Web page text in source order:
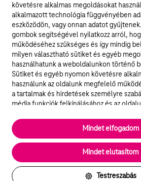
ÁSZF
Adatvédelem
Felhívások
Közösségi média
Cookie beállítások
English
követésre alkalmas megoldásokat
alkalmazott technológia függvényében
eszközödön, vagy onnan adatot
gombok segítségével nyilatkozz arról,
működéséhez szükséges és így mindig
milyen választható sütiket és egyéb
használhatunk a weboldalunkon történő
Sütiket és egyéb nyomon követésre
használunk az oldalunk megfelelő
a tartalmak és hirdetések személyre
média funkciók felkínálásához és az
elengedhetetlenek a weboldal
kikapcsolni őket a weboldal látogatása
statisztikai, vagy marketing célú sütik
esetekben az oldalhasználattal
megosztjuk hirdetési és elemzési
partnereinkkel.
Testreszabás
Mindet elutasítom
Mindet elfogadom